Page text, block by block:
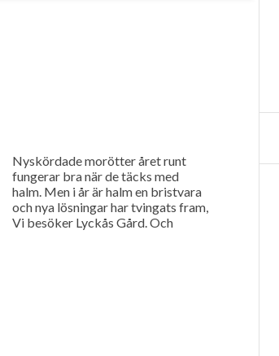
Nyskördade morötter året runt
fungerar bra när de täcks med
halm. Men i år är halm en bristvara
och nya lösningar har tvingats fram,
Vi besöker Lyckås Gård. Och